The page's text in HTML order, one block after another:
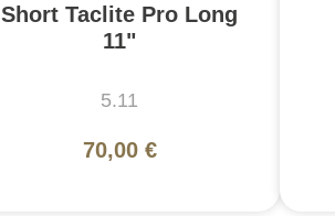
Short Taclite Pro Long
11"
5.11
70,00 €